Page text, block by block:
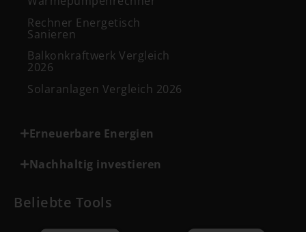
Rechner Energetisch
Sanieren
Balkonkraftwerk Vergleich
2026
Solaranlagen Vergleich 2026
Erneuerbare Energien
Nachhaltig investieren
Beliebte Tools